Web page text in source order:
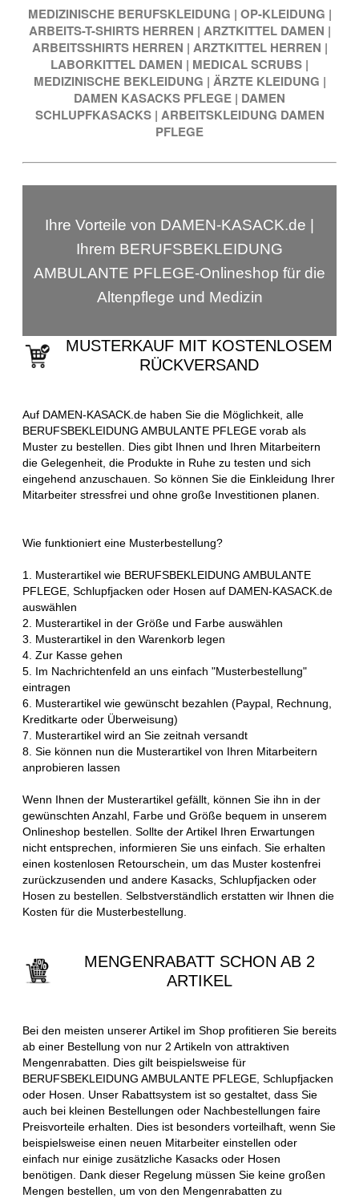
MEDIZINISCHE BERUFSKLEIDUNG | OP-KLEIDUNG |
ARBEITS-T-SHIRTS HERREN | ARZTKITTEL DAMEN |
ARBEITSSHIRTS HERREN | ARZTKITTEL HERREN |
LABORKITTEL DAMEN | MEDICAL SCRUBS |
MEDIZINISCHE BEKLEIDUNG | ÄRZTE KLEIDUNG |
DAMEN KASACKS PFLEGE | DAMEN
SCHLUPFKASACKS | ARBEITSKLEIDUNG DAMEN
PFLEGE
Ihre Vorteile von DAMEN-KASACK.de |
Ihrem BERUFSBEKLEIDUNG
AMBULANTE PFLEGE-Onlineshop für die
Altenpflege und Medizin
MUSTERKAUF MIT KOSTENLOSEM
RÜCKVERSAND
Auf DAMEN-KASACK.de haben Sie die Möglichkeit, alle
BERUFSBEKLEIDUNG AMBULANTE PFLEGE vorab als
Muster zu bestellen. Dies gibt Ihnen und Ihren Mitarbeitern
die Gelegenheit, die Produkte in Ruhe zu testen und sich
eingehend anzuschauen. So können Sie die Einkleidung Ihrer
Mitarbeiter stressfrei und ohne große Investitionen planen.
Wie funktioniert eine Musterbestellung?
1. Musterartikel wie BERUFSBEKLEIDUNG AMBULANTE
PFLEGE, Schlupfjacken oder Hosen auf DAMEN-KASACK.de
auswählen
2. Musterartikel in der Größe und Farbe auswählen
3. Musterartikel in den Warenkorb legen
4. Zur Kasse gehen
5. Im Nachrichtenfeld an uns einfach "Musterbestellung"
eintragen
6. Musterartikel wie gewünscht bezahlen (Paypal, Rechnung,
Kreditkarte oder Überweisung)
7. Musterartikel wird an Sie zeitnah versandt
8. Sie können nun die Musterartikel von Ihren Mitarbeitern
anprobieren lassen
Wenn Ihnen der Musterartikel gefällt, können Sie ihn in der
gewünschten Anzahl, Farbe und Größe bequem in unserem
Onlineshop bestellen. Sollte der Artikel Ihren Erwartungen
nicht entsprechen, informieren Sie uns einfach. Sie erhalten
einen kostenlosen Retourschein, um das Muster kostenfrei
zurückzusenden und andere Kasacks, Schlupfjacken oder
Hosen zu bestellen. Selbstverständlich erstatten wir Ihnen die
Kosten für die Musterbestellung.
MENGENRABATT SCHON AB 2
ARTIKEL
Bei den meisten unserer Artikel im Shop profitieren Sie bereits
ab einer Bestellung von nur 2 Artikeln von attraktiven
Mengenrabatten. Dies gilt beispielsweise für
BERUFSBEKLEIDUNG AMBULANTE PFLEGE, Schlupfjacken
oder Hosen. Unser Rabattsystem ist so gestaltet, dass Sie
auch bei kleinen Bestellungen oder Nachbestellungen faire
Preisvorteile erhalten. Dies ist besonders vorteilhaft, wenn Sie
beispielsweise einen neuen Mitarbeiter einstellen oder
einfach nur einige zusätzliche Kasacks oder Hosen
benötigen. Dank dieser Regelung müssen Sie keine großen
Mengen bestellen, um von den Mengenrabatten zu